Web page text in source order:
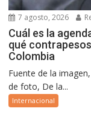
7 agosto, 2026
Cuál es la
qué
Colombia
Fuente de la
de foto, De la...
Internacional